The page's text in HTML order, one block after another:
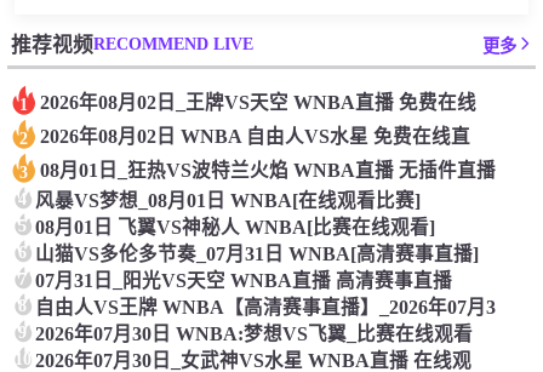
推荐视频RECOMMEND LIVE 更多
1 2026年08月02日_王牌VS天空 WNBA直播 免费在线
2 2026年08月02日 WNBA 自由人VS水星 免费在线直
3 08月01日_狂热VS波特兰火焰 WNBA直播 无插件直播
4 风暴VS梦想_08月01日 WNBA[在线观看比赛]
5 08月01日 飞翼VS神秘人 WNBA[比赛在线观看]
6 山猫VS多伦多节奏_07月31日 WNBA[高清赛事直播]
7 07月31日_阳光VS天空 WNBA直播 高清赛事直播
8 自由人VS王牌 WNBA【高清赛事直播】_2026年07月3
9 2026年07月30日 WNBA:梦想VS飞翼_比赛在线观看
102026年07月30日_女武神VS水星 WNBA直播 在线观